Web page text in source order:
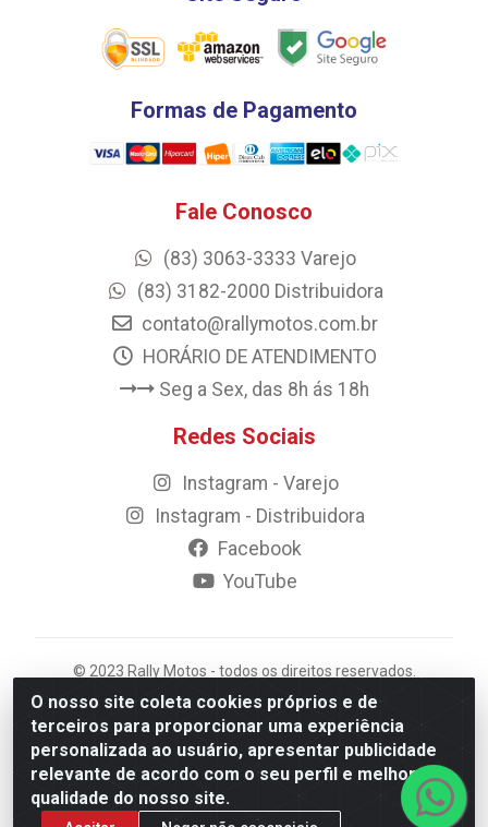
O nosso site coleta cookies próprios e de
terceiros para proporcionar uma experiência
personalizada ao usuário, apresentar publicidade
relevante de acordo com o seu perfil e melhorar a
qualidade do nosso site.
Formas de Pagamento
Fale Conosco
(83) 3063-3333 Varejo
(83) 3182-2000 Distribuidora
contato@rallymotos.com.br
HORÁRIO DE ATENDIMENTO
Seg a Sex, das 8h ás 18h
Redes Sociais
Instagram - Varejo
Instagram - Distribuidora
Facebook
YouTube
© 2023 Rally Motos - todos os direitos reservados.
Razão Social: Rally motos distribuidora, importadora e
transportadora de peças LTDA - CNPJ 09.262.859/0001-
43 - Rua Vigário Calixto 2900 - Catolé, Campina
Grande/PB